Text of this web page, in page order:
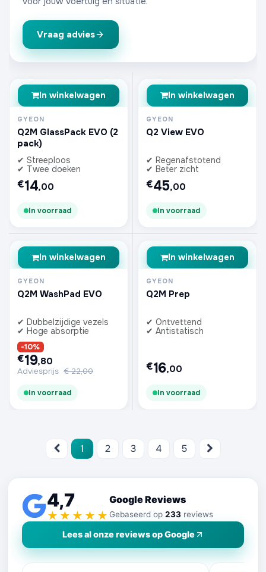
Vraag advies
In winkelwagen
GYEON
Q2M GlassPack EVO (2
pack)
✔ Streeploos
✔ Twee doeken
€14,00
In voorraad
In winkelwagen
GYEON
Q2 View EVO
✔ Regenafstotend
✔ Beter zicht
€45,00
In voorraad
In winkelwagen
GYEON
Q2M WashPad EVO
✔ Dubbelzijdige vezels
✔ Hoge absorptie
-10%
€19,80
Adviesprijs €22,00
In voorraad
In winkelwagen
GYEON
Q2M Prep
✔ Ontvettend
✔ Antistatisch
€16,00
In voorraad
1 2 3 4 5
4,7
★★★★★
Google Reviews
Gebaseerd op 233 reviews
Lees al onze reviews op Google